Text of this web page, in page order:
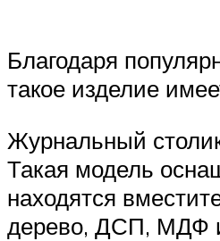
Благодаря
такое изделие
Журнальный
Такая модель
находятся
дерево, ДСП, МДФ